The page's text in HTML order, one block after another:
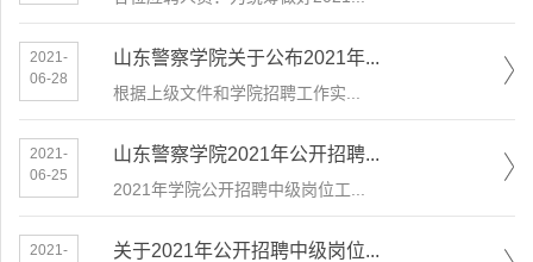
2021-
06-28
山东警察学院关于公布2021年...
根据上级文件和学院招聘工作实...
2021-
06-25
山东警察学院2021年公开招聘...
2021年学院公开招聘中级岗位工...
2021-
关于2021年公开招聘中级岗位...